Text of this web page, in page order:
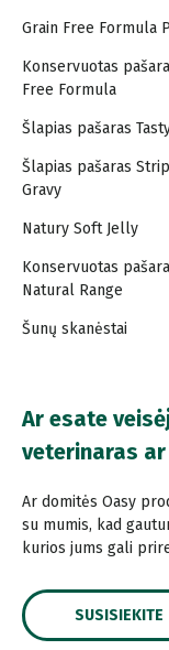
Grain Free Formula
Konservuotas
Free Formula
Šlapias pašaras
Šlapias pašaras
Gravy
Natury Soft Jelly
Konservuotas
Natural Range
Šunų skanėstai
Ar esate
veterinaras
Ar domitės Oasy
su mumis, kad
kurios jums gali
SUSISIEKITE